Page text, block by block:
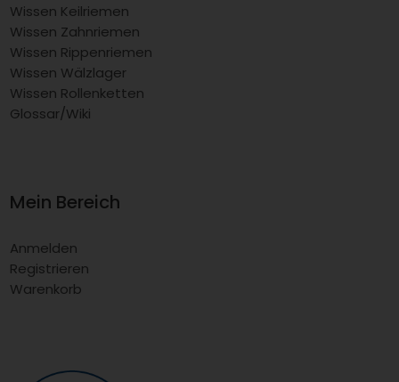
Wissen Keilriemen
Wissen Zahnriemen
Wissen Rippenriemen
Wissen Wälzlager
Wissen Rollenketten
Glossar/Wiki
Mein Bereich
Anmelden
Registrieren
Warenkorb